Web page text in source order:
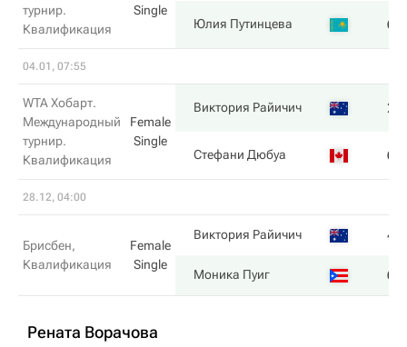
турнир.
Квалификация
Single
Юлия Путинцева 6
04.01, 07:55
WTA Хобарт.
Международный
турнир.
Квалификация
Female
Single
Виктория Райичич 2
Стефани Дюбуа 6
28.12, 04:00
Брисбен,
Квалификация
Female
Single
Виктория Райичич 4
Моника Пуиг 6
Рената Ворачова